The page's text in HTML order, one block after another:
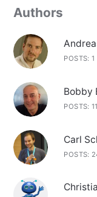
Authors
POSTS: 1
Bobby
POSTS:
Carl
POSTS: